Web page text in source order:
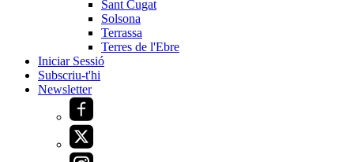
Sant Cugat
Solsona
Terrassa
Terres de l'Ebre
Iniciar Sessió
Subscriu-t'hi
Newsletter